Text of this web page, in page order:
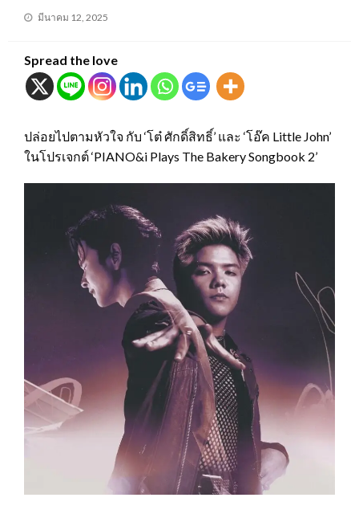
Posted
มีนาคม 12, 2025
Spread the love
ปล่อยไปตามหัวใจ กับ ‘โต๋ ศักดิ์สิทธิ์’ และ ‘โอ๊ค Little John’
ในโปรเจกต์ ‘PIANO&i Plays The Bakery Songbook 2’